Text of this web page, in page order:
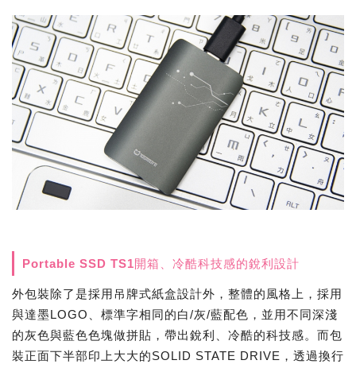
Portable SSD TS1開箱、冷酷科技感的銳利設計
外包裝除了是採用吊牌式紙盒設計外，整體的風格上，採用
與達墨LOGO、標準字相同的白/灰/藍配色，並用不同深淺
的灰色與藍色色塊做拼貼，帶出銳利、冷酷的科技感。而包
裝正面下半部印上大大的SOLID STATE DRIVE，透過換行